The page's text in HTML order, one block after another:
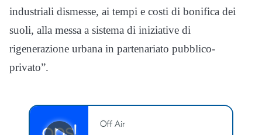
industriali dismesse, ai tempi e costi di bonifica dei
suoli, alla messa a sistema di iniziative di
rigenerazione urbana in partenariato pubblico-
privato”.